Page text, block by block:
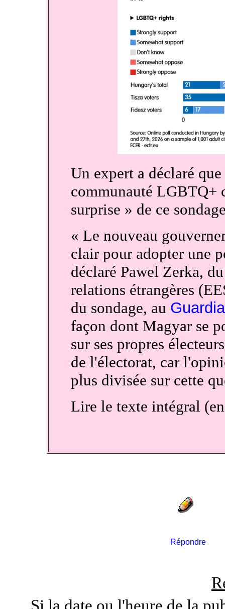
Un expert a déclaré
communauté LGBTQ+
surprise » de ce
« Le nouveau
clair pour adopter une
déclaré Pawel Zerka,
relations étrangères
du sondage, au
façon dont Magyar se
sur ses propres
de l'électorat, car
plus divisée sur cette
Lire le texte intégral
Répondre